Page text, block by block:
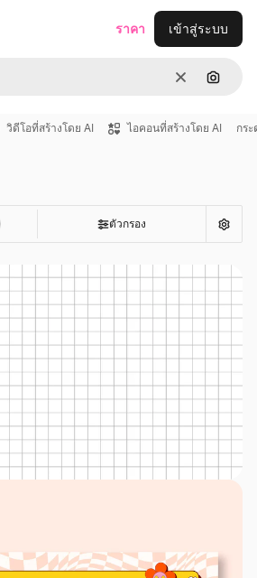
ชัดเจนค้นหา
ราคา เข้าสู่ระบบ
วิดีโอที่สร้างโดย AI ไอคอนที่สร้างโดย AI กร
ตัวกรอง